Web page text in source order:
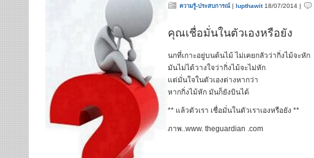
ความรู้-ประสบการณ์ | lupthawit18/07/2014 |
คุณเชื่อมั่นในตัวเองหรือยัง
นกที่เกาะอยู่บนต้นไม้ ไม่เคยกลัวว่ากิ่งไม้จะหัก
มันไม่ได้วางใจว่ากิ่งไม้จะไม่หัก
แต่มั่นใจในตัวเองต่างหากว่า
หากกิ่งไม้หัก มันก็ยังบินได้
** แล้วตัวเรา เชื่อมั่นในตัวเราเองหรือยัง **
ภาพ..www. theguardian .com